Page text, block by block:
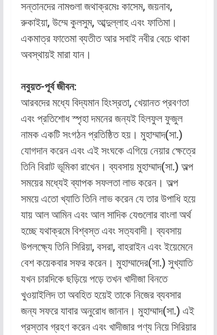
সন্তানদের নামগুলা জথাক্রমেঃ কাসেম, জয়নাব,
রুকাইয়া, উম্মে কুলসুম, আব্দুল্লাহ এবং ফাতিমা।
একমাত্র ফাতেমা ব্যতীত আর সবাই নবীর বেচে থাকা
অবস্থায়ই মারা যান।
নবুয়ত-পূর্ব জীবন:
আরবদের মধ্যে বিদ্যমান হিংস্রতা, খেয়ানত প্রবণতা
এবং প্রতিশোধ স্পৃহা দমনের জন্যই হিলফুল ফুজুল
নামক একটি সংগঠন প্রতিষ্ঠিত হয়। মুহাম্মাদ(সা.)
যোগদান করেন এবং এই সংঘকে এগিয়ে নেয়ার ক্ষেত্রে
তিনি বিরাট ভূমিকা রাখেন। ব্যবসায় মুহাম্মাদ(সা.) অল্প
সময়ের মধ্যেই ব্যাপক সফলতা লাভ করেন। অল্প
সময়ে এতো খ্যাতি তিনি লাভ করেন যে তার উপাধি হয়ে
যায় আল আমিন এবং আল সাদিক যেগুলোর বাংলা অর্থ
হচ্ছে যথাক্রমে বিশ্বস্ত এবং সত্যবাদী। ব্যবসায়
উপলক্ষ্যে তিনি সিরিয়া, বসরা, বাহরাইন এবং ইয়েমেনে
বেশ কয়েকবার সফর করেন। মুহাম্মাদের(সা.) সুখ্যাতি
যখন চারদিকে ছড়িয়ে পড়ে তখন খাদীজা বিনতে
খুওয়াইলিদ তা অবহিত হয়েই তাকে নিজের ব্যবসার
জন্য সফরে যাবার অনুরোধ জানান। মুহাম্মাদ(সা.) এই
প্রস্তাব গ্রহণ করেন এবং খাদীজার পণ্য নিয়ে সিরিয়ার